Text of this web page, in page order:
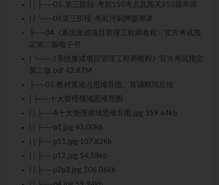
| | ├──05-第三阶段-考前150考点及闯关850题串讲
| | └──06第三阶段-考前冲刺押题串讲
├──04《系统集成项目管理工程师教程》官方考试指
定第二版电子书
| └──《系统集成项目管理工程师教程》官方考试指定
第二版.pdf 43.87M
├──05 教材重难点思维导图、背诵精简总结
| ├──十大管理领域思维导图
| | ├──A十大管理领域思维导图.jpg 359.64kb
| | ├──p1.jpg 43.00kb
| | ├──p11.jpg 107.82kb
| | ├──p12.jpg 54.58kb
| | ├──p2p3.jpg 106.06kb